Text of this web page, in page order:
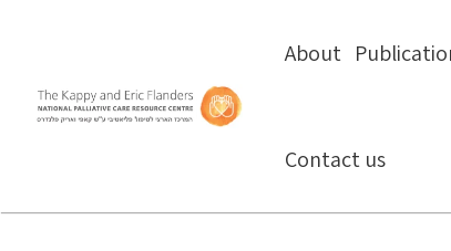
About
Contact us